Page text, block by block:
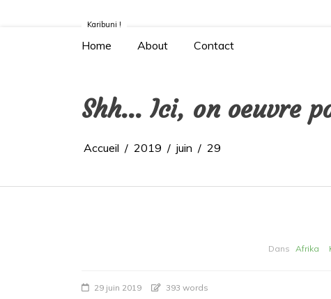
Rendre visible l’invisible!
Home
Karibuni !
About Contact
Shh… Ici, on oeuvre
Accueil 2019 juin 29
Dans Afrika
29 juin 2019 393 words